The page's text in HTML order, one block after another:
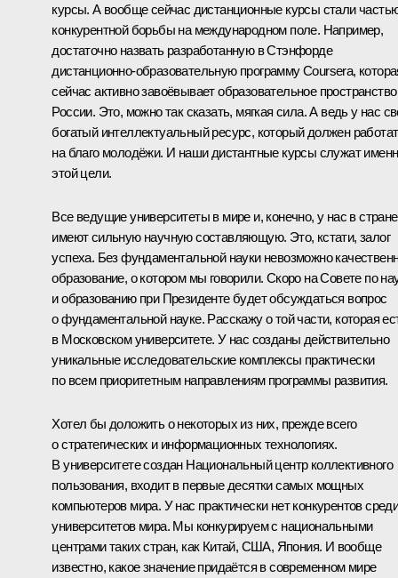
курсы. А вообще сейчас дистанционные курсы стали
конкурентной борьбы на международном поле. Например,
достаточно назвать разработанную в Стэнфорде
дистанционно-образовательную программу Coursera,
сейчас активно завоёвывает образовательное пространство
России. Это, можно так сказать, мягкая сила. А ведь у нас
богатый интеллектуальный ресурс, который должен
на благо молодёжи. И наши дистантные курсы служат
этой цели.
Все ведущие университеты в мире и, конечно, у нас в стране
имеют сильную научную составляющую. Это, кстати, залог
успеха. Без фундаментальной науки невозможно
образование, о котором мы говорили. Скоро на Совете по
и образованию при Президенте будет обсуждаться вопрос
о фундаментальной науке. Расскажу о той части, которая
в Московском университете. У нас созданы действительно
уникальные исследовательские комплексы практически
по всем приоритетным направлениям программы развития.
Хотел бы доложить о некоторых из них, прежде всего
о стратегических и информационных технологиях.
В университете создан Национальный центр коллективного
пользования, входит в первые десятки самых мощных
компьютеров мира. У нас практически нет конкурентов
университетов мира. Мы конкурируем с национальными
центрами таких стран, как Китай, США, Япония. И вообще
известно, какое значение придаётся в современном мире